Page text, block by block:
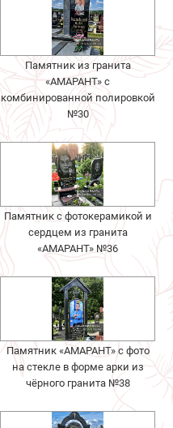
Памятник из гранита
«АМАРАНТ» с
комбинированной полировкой
№30
Памятник с фотокерамикой и
сердцем из гранита
«АМАРАНТ» №36
Памятник «АМАРАНТ» с фото
на стекле в форме арки из
чёрного гранита №38